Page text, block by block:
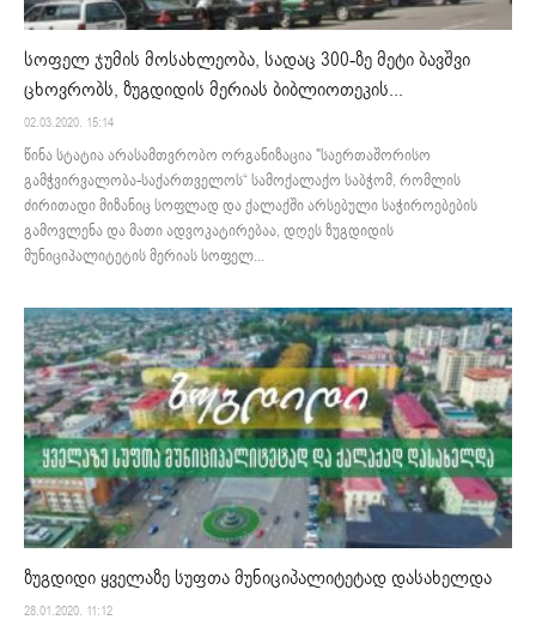
სოფელ ჯუმის მოსახლეობა, სადაც 300-ზე მეტი ბავშვი
ცხოვრობს, ზუგდიდის მერიას ბიბლიოთეკის...
02.03.2020. 15:14
წინა სტატია არასამთვრობო ორგანიზაცია "საერთაშორისო
გამჭვირვალობა-საქართველოს“ სამოქალაქო საბჭომ, რომლის
ძირითადი მიზანიც სოფლად და ქალაქში არსებული საჭიროებების
გამოვლენა და მათი ადვოკატირებაა, დღეს ზუგდიდის
მუნიციპალიტეტის მერიას სოფელ...
ზუგდიდი ყველაზე სუფთა მუნიციპალიტეტად დასახელდა
28.01.2020. 11:12